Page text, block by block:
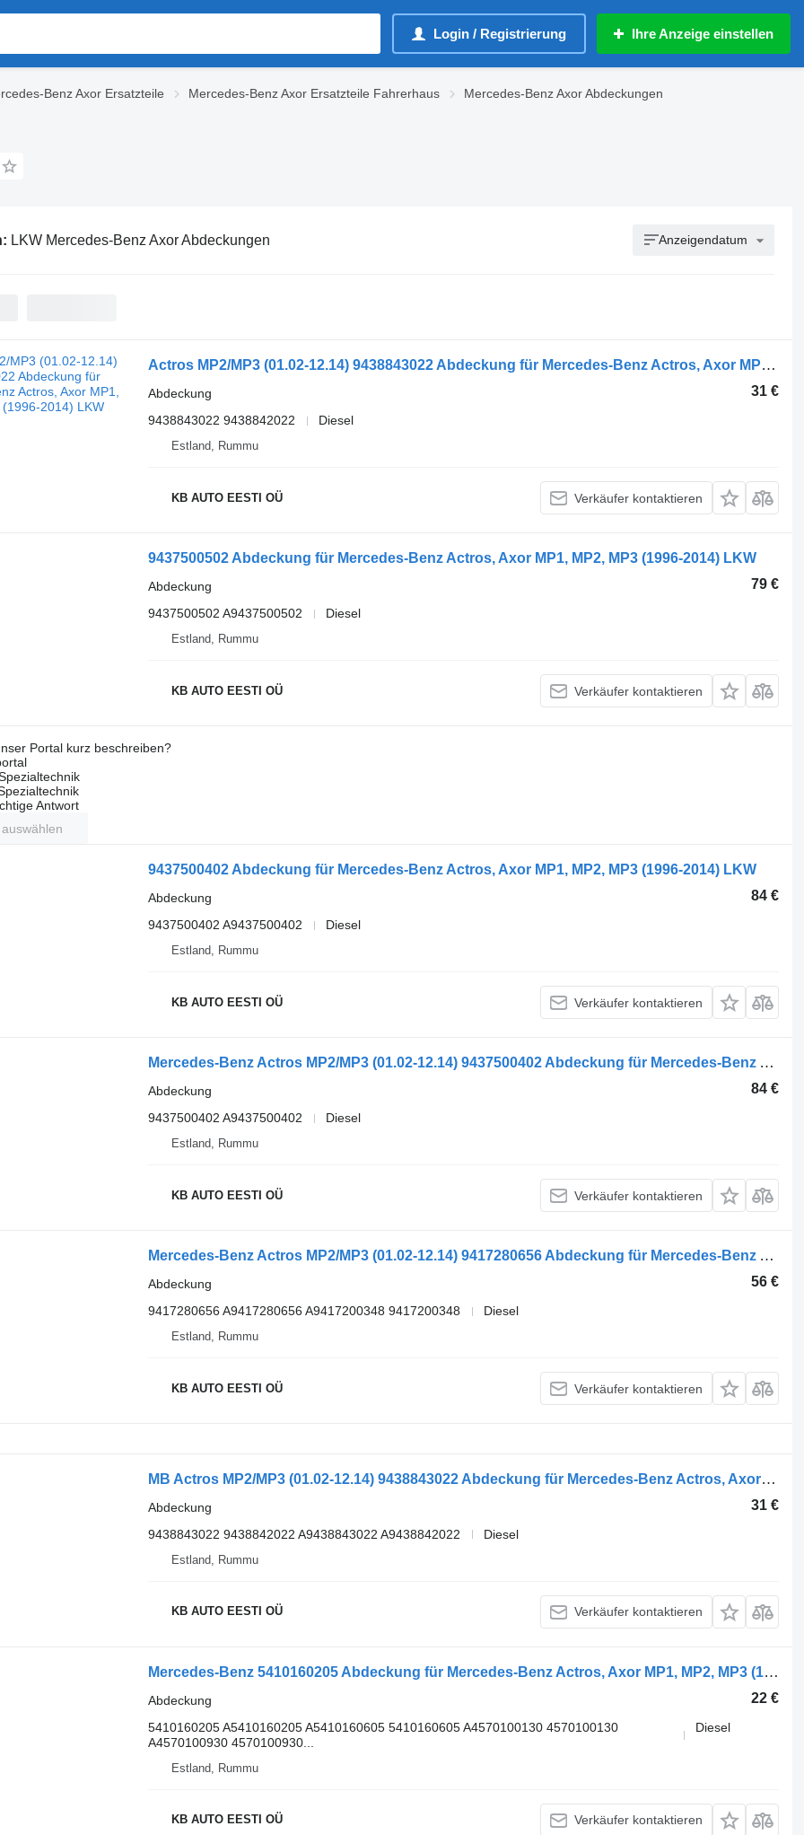
Login / Registrierung Ihre Anzeige einstellen
Benz Axor Ersatzteile Mercedes-Benz Axor Ersatzteile Fahrerhaus
Mercedes-Benz Axor Abdeckungen
LKW Mercedes-Benz Axor Abdeckungen Anzeigendatum
Actros MP2/MP3 (01.02-12.14) 9438843022 Abdeckung für Mercedes-Benz Actros, Axor MP1, MP2, MP3 (1996-2014) LKW
31 €
Abdeckung
9438843022 9438842022
Diesel
Estland, Rummu
KB AUTO EESTI OÜ Verkäufer kontaktieren
9437500502 Abdeckung für Mercedes-Benz Actros, Axor MP1, MP2, MP3 (1996-2014) LKW
79 €
Abdeckung
9437500502 A9437500502
Diesel
Estland, Rummu
KB AUTO EESTI OÜ Verkäufer kontaktieren
Portal kurz beschreiben?
Antwort
9437500402 Abdeckung für Mercedes-Benz Actros, Axor MP1, MP2, MP3 (1996-2014) LKW
84 €
Abdeckung
9437500402 A9437500402
Diesel
Estland, Rummu
KB AUTO EESTI OÜ Verkäufer kontaktieren
Mercedes-Benz Actros MP2/MP3 (01.02-12.14) 9437500402 Abdeckung für Mercedes-Benz Actros, Axor MP1, MP2, MP3 (1996-2014) LKW
84 €
Abdeckung
9437500402 A9437500402
Diesel
Estland, Rummu
KB AUTO EESTI OÜ Verkäufer kontaktieren
Mercedes-Benz Actros MP2/MP3 (01.02-12.14) 9417280656 Abdeckung für Mercedes-Benz Actros, Axor MP1, MP2, MP3 (1996-2014) LKW
56 €
Abdeckung
9417280656 A9417280656 A9417200348 9417200348
Diesel
Estland, Rummu
KB AUTO EESTI OÜ Verkäufer kontaktieren
MB Actros MP2/MP3 (01.02-12.14) 9438843022 Abdeckung für Mercedes-Benz Actros, Axor MP1, MP2, MP3 (1996-2014) LKW
31 €
Abdeckung
9438843022 9438842022 A9438843022 A9438842022
Diesel
Estland, Rummu
KB AUTO EESTI OÜ Verkäufer kontaktieren
Mercedes-Benz 5410160205 Abdeckung für Mercedes-Benz Actros, Axor MP1, MP2, MP3 (1996-2014) LKW
22 €
Abdeckung
5410160205 A5410160205 A5410160605 5410160605 A4570100130 4570100130
A4570100930 4570100930...
Diesel
Estland, Rummu
KB AUTO EESTI OÜ Verkäufer kontaktieren